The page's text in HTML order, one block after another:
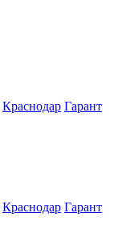
Краснодар Гарант
Краснодар Гарант